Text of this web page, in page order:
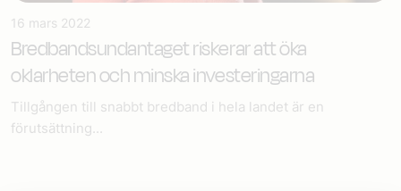
16 mars 2022
Bredbandsundantaget riskerar att öka
oklarheten och minska investeringarna
Tillgången till snabbt bredband i hela landet är en
förutsättning...